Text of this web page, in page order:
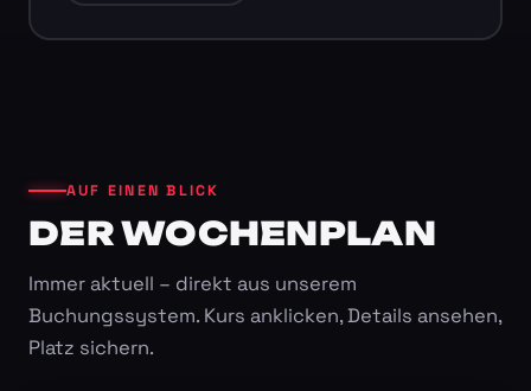
AUF EINEN BLICK
DER WOCHENPLAN
Immer aktuell – direkt aus unserem
Buchungssystem. Kurs anklicken, Details ansehen,
Platz sichern.